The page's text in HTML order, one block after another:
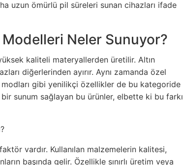
uzun ömürlü pil süreleri sunan cihazları ifade
Neler Sunuyor?
kaliteli materyallerden üretilir. Altın
diğerlerinden ayırır. Aynı zamanda özel
gibi yenilikçi özellikler de bu kategoride
sunum sağlayan bu ürünler, elbette ki bu farkı
vardır. Kullanılan malzemelerin kalitesi,
başında gelir. Özellikle sınırlı üretim veya